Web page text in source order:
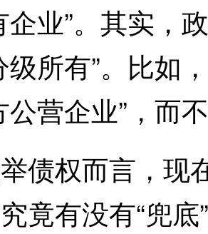
企业”。其实，
级所有”。比如
公营企业”，而
权而言，现
竟有没有“兜